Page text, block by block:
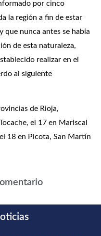
por cinco
la región a fin de estar
que nunca antes se había
de esta naturaleza,
realizar en el
al siguiente
de Rioja,
el 17 en Mariscal
18 en Picota, San Martín